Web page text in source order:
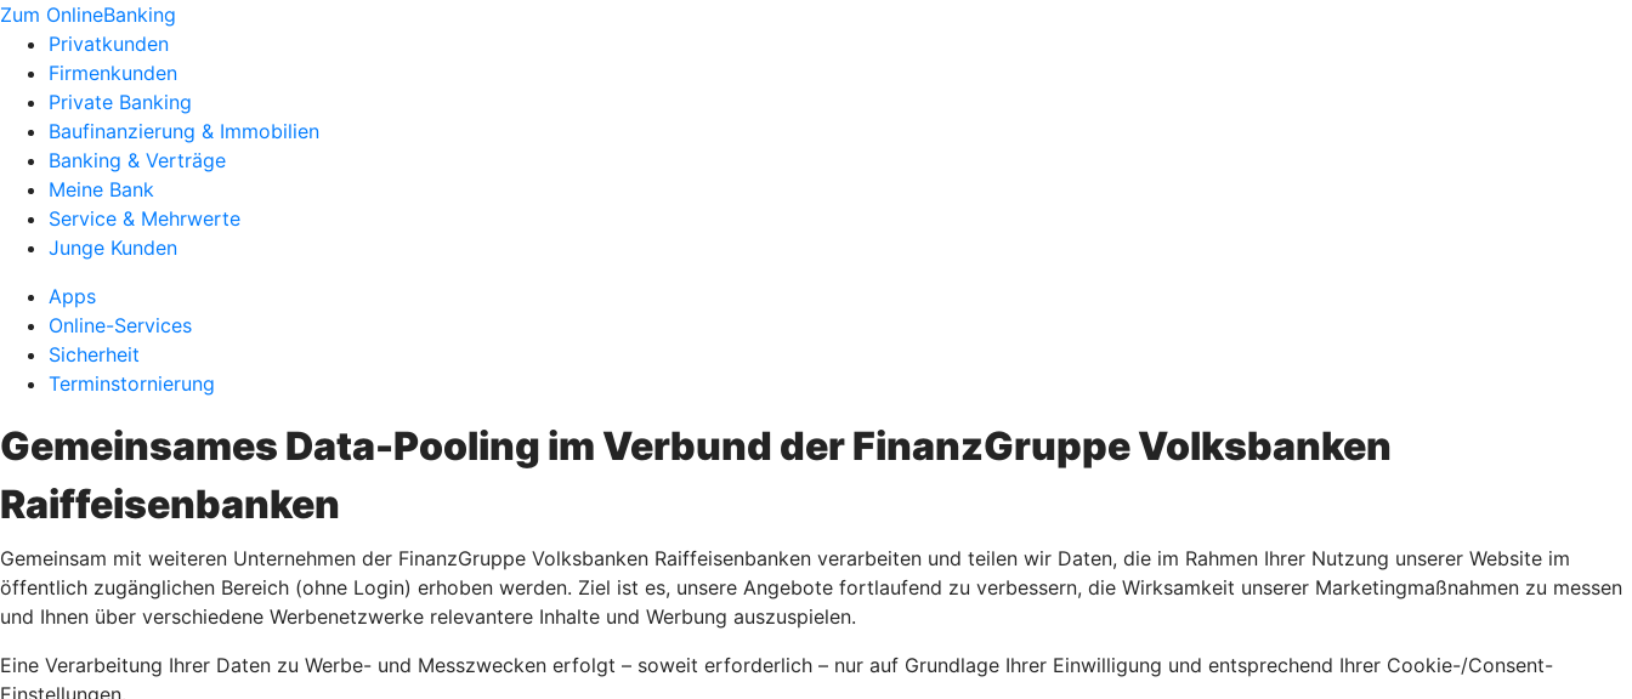
Zum OnlineBanking
Privatkunden
Firmenkunden
Private Banking
Baufinanzierung & Immobilien
Banking & Verträge
Meine Bank
Service & Mehrwerte
Junge Kunden
Apps
Online-Services
Sicherheit
Terminstornierung
Gemeinsames Data-Pooling im Verbund der FinanzGruppe Volksbanken
Raiffeisenbanken
Gemeinsam mit weiteren Unternehmen der FinanzGruppe Volksbanken Raiffeisenbanken verarbeiten und teilen wir Daten, die im Rahmen Ihrer Nutzung unserer Website im
öffentlich zugänglichen Bereich (ohne Login) erhoben werden. Ziel ist es, unsere Angebote fortlaufend zu verbessern, die Wirksamkeit unserer Marketingmaßnahmen zu messen
und Ihnen über verschiedene Werbenetzwerke relevantere Inhalte und Werbung auszuspielen.
Eine Verarbeitung Ihrer Daten zu Werbe- und Messzwecken erfolgt – soweit erforderlich – nur auf Grundlage Ihrer Einwilligung und entsprechend Ihrer Cookie-/Consent-
Einstellungen.